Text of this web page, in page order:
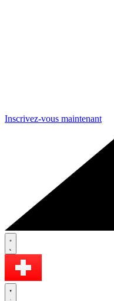
Inscrivez-vous maintenant